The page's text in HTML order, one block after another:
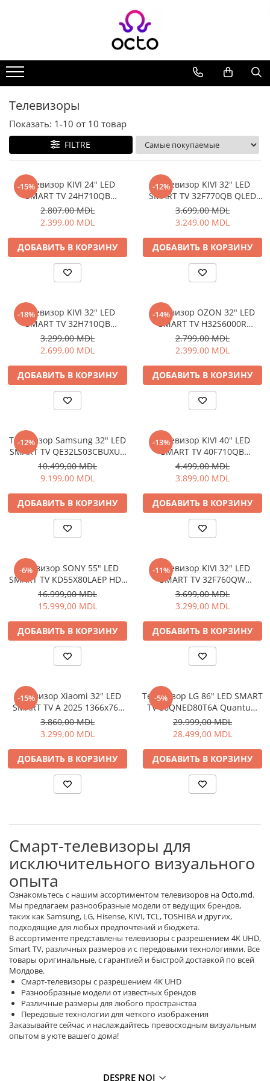
Компьютеры
Настольный ПК
Комплектующие ПК
Хранение данных
Ноутбуки
Аксессуары для Ноутбуков
Планшеты
Планшеты
Дом и Сад
Камеры видеонаблюдения
Освещение
Антибактериальные лампы
Декоративное освещение
Инсектицидные лампы
Автотовары и Автоаксессуары
Аксессуары для Мойки Авто
Зеркала
Инструменты и оборудование
Номер на лобовом стекле
Компрессоры
Портативные пылесосы
Бытовая техника
Климатизация
Вентиляторы
Кондиционеры
Нагреватели воды
Обогреватели
Очистители и увлажнители
Кухонная бытовая техника
Блендеры
Кофеварки
Микроволновые печи
Тостеры
Хлебопечки
Электрические печи
Электрогрили
Личный уход
Машинки для стрижки
Напольные весы
Фен щетки для волос
Фены для волос
Электрические зубные щётки и
ирригаторы
Электробритвы
Уход за домом
Аппараты и Роботы для Мытья
Окон
Паровые очистители
Портативные пылесосы
Пылесосы
Телевизоры
Показать: 1-10 от 10 товар
FILTRE
-15%
Tелевизор KIVI 24" LED
SMART TV 24H710QB
1366x768 HD Google TV
Чёрный
2.807,00 MDL
2.399,00 MDL
ДОБАВИТЬ В КОРЗИНУ
-12%
Tелевизор KIVI 32" LED
SMART TV 32F770QB QLED
1920x1080 FHD Android TV
Чёрный
3.699,00 MDL
3.249,00 MDL
ДОБАВИТЬ В КОРЗИНУ
-18%
Tелевизор KIVI 32" LED
SMART TV 32H710QB
1366x768 HD Google TV
Чёрный
3.299,00 MDL
2.699,00 MDL
ДОБАВИТЬ В КОРЗИНУ
-14%
Tелевизор OZON 32" LED
SMART TV H32S6000R
1366x768 HD Android TV
Чёрный
2.799,00 MDL
2.399,00 MDL
ДОБАВИТЬ В КОРЗИНУ
-12%
Tелевизор Samsung 32" LED
SMART TV QE32LS03CBUXUA
The Frame QLED 1920x1080
Tizen OS FHD Чёрный
10.499,00 MDL
9.199,00 MDL
ДОБАВИТЬ В КОРЗИНУ
-13%
Tелевизор KIVI 40" LED
SMART TV 40F710QB
1920x1080 FHD Google TV
Чёрный
4.499,00 MDL
3.899,00 MDL
ДОБАВИТЬ В КОРЗИНУ
-6%
Tелевизор SONY 55" LED
SMART TV KD55X80LAEP HDR
4K 3840x2160 Google TV
Чёрный
16.999,00 MDL
15.999,00 MDL
ДОБАВИТЬ В КОРЗИНУ
-11%
Tелевизор KIVI 32" LED
SMART TV 32F760QW
1920x1080 FHD Android TV
Белый
3.699,00 MDL
3.299,00 MDL
ДОБАВИТЬ В КОРЗИНУ
-15%
Tелевизор Xiaomi 32" LED
SMART TV A 2025 1366x768
HD Android TV Чёрный
3.860,00 MDL
3.299,00 MDL
ДОБАВИТЬ В КОРЗИНУ
-5%
Tелевизор LG 86" LED SMART
TV 86QNED80T6A Quantum
Dot NanoCell 4K 3840 x 2160
webOS Чёрный
29.999,00 MDL
28.499,00 MDL
ДОБАВИТЬ В КОРЗИНУ
Смарт-телевизоры для
исключительного визуального
опыта
Ознакомьтесь с нашим ассортиментом телевизоров наOcto.md.
Мы предлагаем разнообразные модели от ведущих брендов,
таких как Samsung, LG, Hisense, KIVI, TCL, TOSHIBA и других,
подходящие для любых предпочтений и бюджета.
В ассортименте представлены телевизоры с разрешением 4K UHD,
Smart TV, различных размеров и с передовыми технологиями. Все
товары оригинальные, с гарантией и быстрой доставкой по всей
Молдове.
Смарт-телевизоры с разрешением 4K UHD
Разнообразные модели от известных брендов
Различные размеры для любого пространства
Передовые технологии для четкого изображения
Заказывайте сейчас и наслаждайтесь превосходным визуальным
опытом в уюте вашего дома!
DESPRE NOI